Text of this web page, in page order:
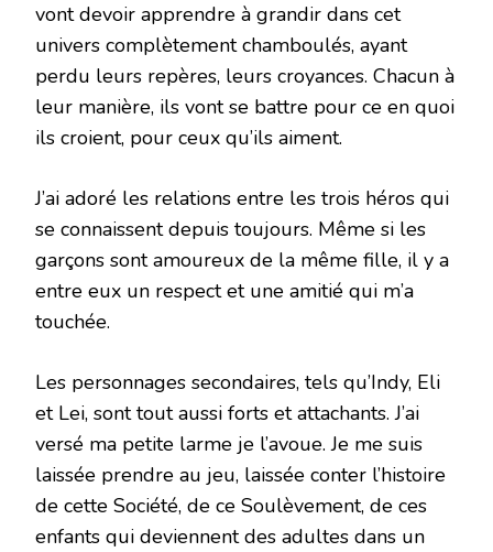
vont devoir apprendre à grandir dans cet
univers complètement chamboulés, ayant
perdu leurs repères, leurs croyances. Chacun à
leur manière, ils vont se battre pour ce en quoi
ils croient, pour ceux qu’ils aiment.
J’ai adoré les relations entre les trois héros qui
se connaissent depuis toujours. Même si les
garçons sont amoureux de la même fille, il y a
entre eux un respect et une amitié qui m’a
touchée.
Les personnages secondaires, tels qu’Indy, Eli
et Lei, sont tout aussi forts et attachants. J’ai
versé ma petite larme je l’avoue. Je me suis
laissée prendre au jeu, laissée conter l’histoire
de cette Société, de ce Soulèvement, de ces
enfants qui deviennent des adultes dans un